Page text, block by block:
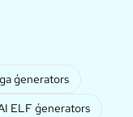
ģenerators
ELF ģenerators